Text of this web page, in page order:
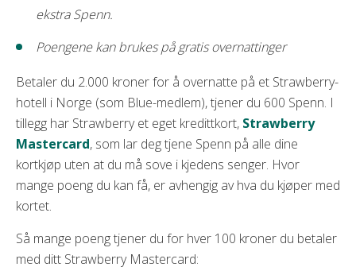
ekstra Spenn.
Poengene kan brukes på gratis overnattinger
Betaler du 2.000 kroner for å overnatte på et Strawberry-
hotell i Norge (som Blue-medlem), tjener du 600 Spenn. I
tillegg har Strawberry et eget kredittkort, Strawberry
Mastercard, som lar deg tjene Spenn på alle dine
kortkjøp uten at du må sove i kjedens senger. Hvor
mange poeng du kan få, er avhengig av hva du kjøper med
kortet.
Så mange poeng tjener du for hver 100 kroner du betaler
med ditt Strawberry Mastercard: